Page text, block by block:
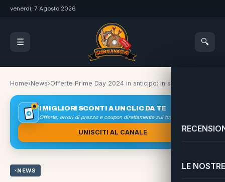
venerdì, 7 Agosto 2026
☰ 🔍
LE
Home›News›
I MIGLIORI SCONTI A UN CLIC DA TE
Offerte, errori di prezzo e coupon direttamente sul tuo smartphone
UNISCITI AL CANALE
NEWS